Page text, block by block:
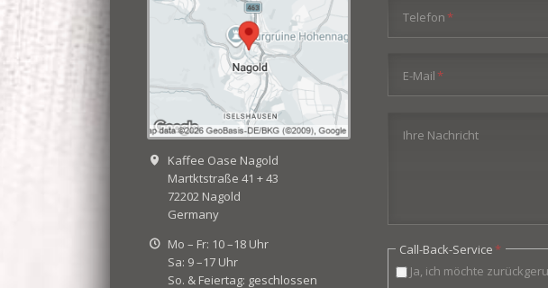
Kaffee Oase Nagold
Martktstraße 41 + 43
72202 Nagold
Germany
Mo – Fr: 10 –18 Uhr
Sa: 9 –17 Uhr
So. & Feiertag: geschlossen
Pflichtfeld
Telefon*
Pflichtfeld
E-Mail*
Ihre Nachricht
Pflichtfeld
Call-Back-Service*
Ja, ich möchte